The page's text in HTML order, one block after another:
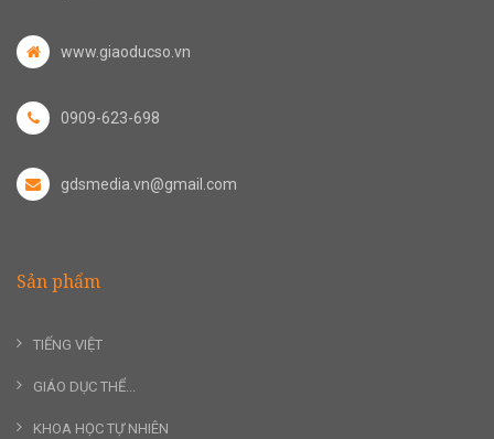
www.giaoducso.vn
0909-623-698
gdsmedia.vn@gmail.com
Sản phẩm
TIẾNG VIỆT
GIÁO DỤC THỂ...
KHOA HỌC TỰ NHIÊN